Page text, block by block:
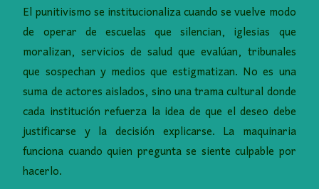
El punitivismo se institucionaliza cuando se vuelve modo
de operar de escuelas que silencian, iglesias que
moralizan, servicios de salud que evalúan, tribunales
que sospechan y medios que estigmatizan. No es una
suma de actores aislados, sino una trama cultural donde
cada institución refuerza la idea de que el deseo debe
justificarse y la decisión explicarse. La maquinaria
funciona cuando quien pregunta se siente culpable por
hacerlo.